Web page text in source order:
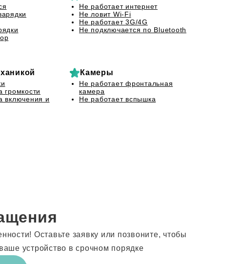
Не работает интернет
Не ловит Wi-Fi
Не работает 3G/4G
Не подключается по Bluetooth
громкости
включения и
Камеры
Не работает фронтальная
камера
Не работает вспышка
Оставьте заявку или позвоните, чтобы
устройство в срочном порядке